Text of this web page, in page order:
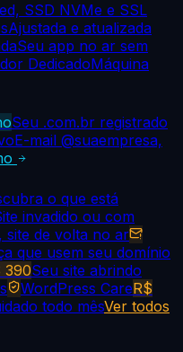
SSD NVMe e SSL
Ajustada e atualizada
Seu app no ar sem
DedicadoMáquina
Seu .com.br registrado
E-mail @suaempresa,
o que está
invadido ou com
site de volta no ar
que usem seu domínio
390Seu site abrindo
WordPress CareR$
todo mêsVer todos